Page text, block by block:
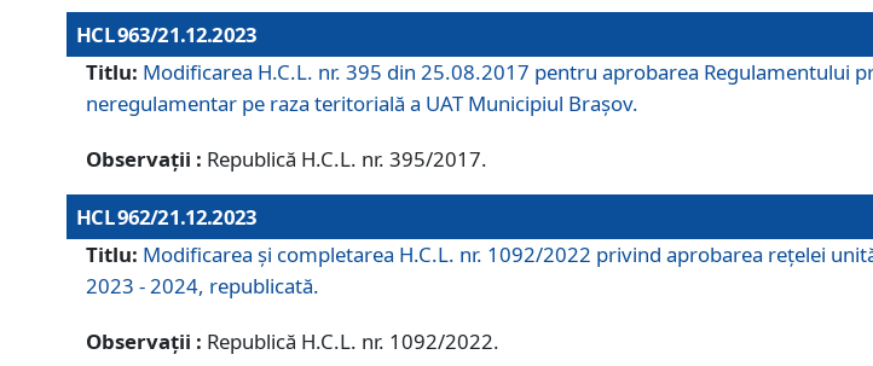
HCL 963/21.12.2023
Titlu: Modificarea H.C.L. nr. 395 din 25.08.2017 pentru aprobarea
neregulamentar pe raza teritorială a UAT Municipiul Braşov.
Observații : Republică H.C.L. nr. 395/2017.
HCL 962/21.12.2023
Titlu: Modificarea și completarea H.C.L. nr. 1092/2022 privind aprobarea rețelei
2023 - 2024, republicată.
Observații : Republică H.C.L. nr. 1092/2022.